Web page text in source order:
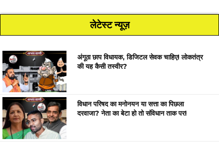
लेटेस्ट न्यूज़
अंगूठा छाप विधायक, डिजिटल सेवक चाहिए! लोकतंत्र
की यह कैसी तस्वीर?
विधान परिषद का मनोनयन या सत्ता का पिछला
दरवाजा? नेता का बेटा हो तो संविधान ताक पर!